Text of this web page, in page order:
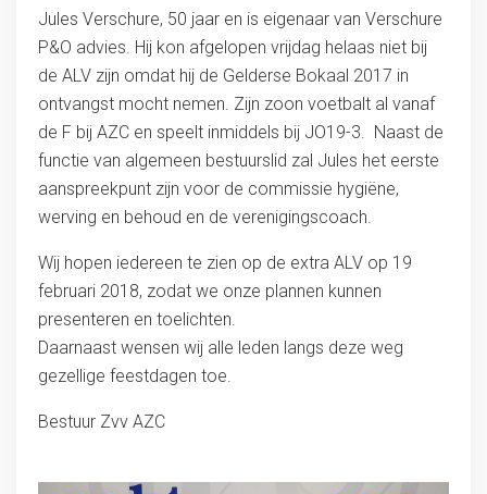
Jules Verschure, 50 jaar en is eigenaar van Verschure
P&O advies. Hij kon afgelopen vrijdag helaas niet bij
de ALV zijn omdat hij de Gelderse Bokaal 2017 in
ontvangst mocht nemen. Zijn zoon voetbalt al vanaf
de F bij AZC en speelt inmiddels bij JO19-3. Naast de
functie van algemeen bestuurslid zal Jules het eerste
aanspreekpunt zijn voor de commissie hygiëne,
werving en behoud en de verenigingscoach.
Wij hopen iedereen te zien op de extra ALV op 19
februari 2018, zodat we onze plannen kunnen
presenteren en toelichten.
Daarnaast wensen wij alle leden langs deze weg
gezellige feestdagen toe.
Bestuur Zvv AZC